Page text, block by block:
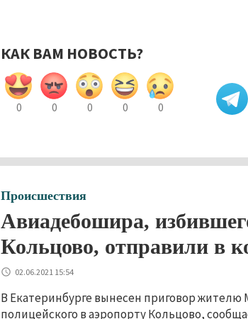
КАК ВАМ НОВОСТЬ?
0 0 0 0 0
Происшествия
Авиадебошира,
Кольцово, отправили в
02.06.2021 15:54
В Екатеринбурге вынесен приговор
полицейского в аэропорту Кольцово,